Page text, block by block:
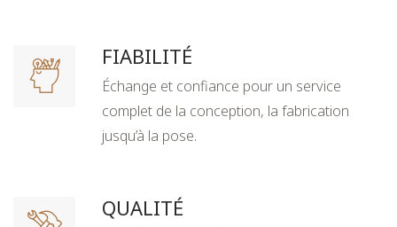
FIABILITÉ
Échange et confiance pour un service
complet de la conception, la fabrication
jusqu’à la pose.
QUALITÉ